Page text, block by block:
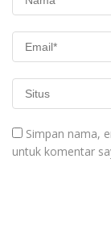
Simpan nama,
untuk komentar